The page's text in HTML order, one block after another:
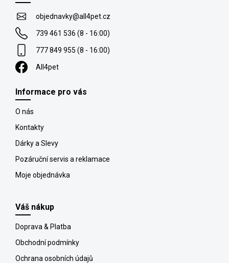
objednavky@all4pet.cz
739 461 536 (8 - 16:00)
777 849 955 (8 - 16:00)
All4pet
Informace pro vás
O nás
Kontakty
Dárky a Slevy
Pozáruční servis a reklamace
Moje objednávka
Váš nákup
Doprava & Platba
Obchodní podmínky
Ochrana osobních údajů